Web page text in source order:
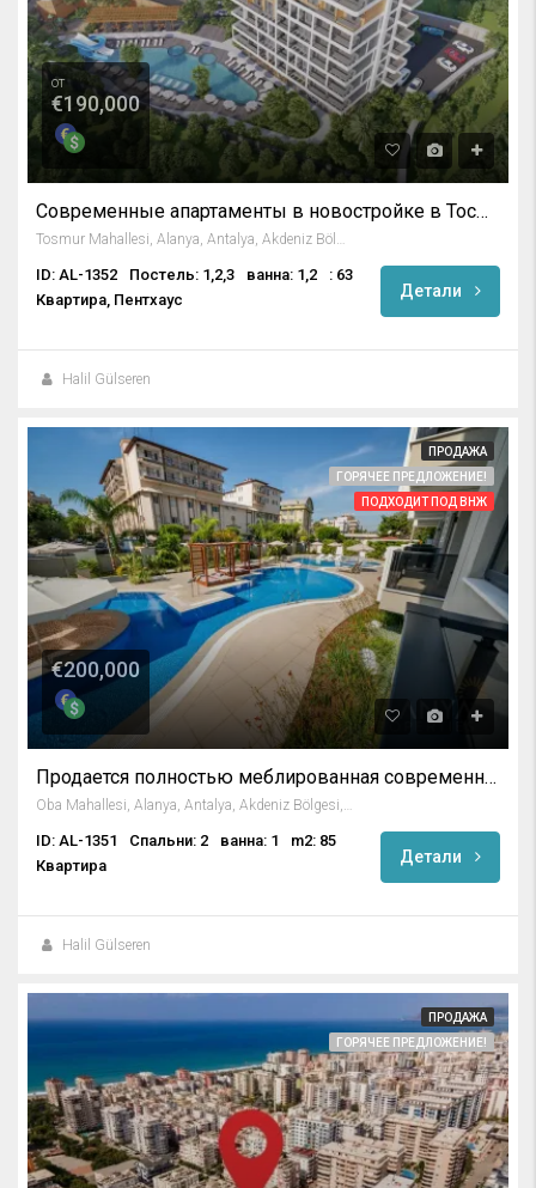
от
€190,000
Современные апартаменты в новостройке в Тосмуре, Алания
ID: AL-1352 Постель: 1,2,3 ванна: 1,2
: 63
Квартира, Пентхаус
Детали
Halil Gülseren
ПРОДАЖА
ГОРЯЧЕЕ ПРЕДЛОЖЕНИЕ!
ПОДХОДИТ ПОД ВНЖ
€200,000
Продается полностью меблированная современная квартира с 2 спальнями в Оба, Алания
Oba Mahallesi, Alanya, Antalya, Akdeniz Bölgesi, Türkiye
ID: AL-1351 Спальни: 2 ванна: 1
m2: 85
Квартира
Детали
Halil Gülseren
ПРОДАЖА
ГОРЯЧЕЕ ПРЕДЛОЖЕНИЕ!